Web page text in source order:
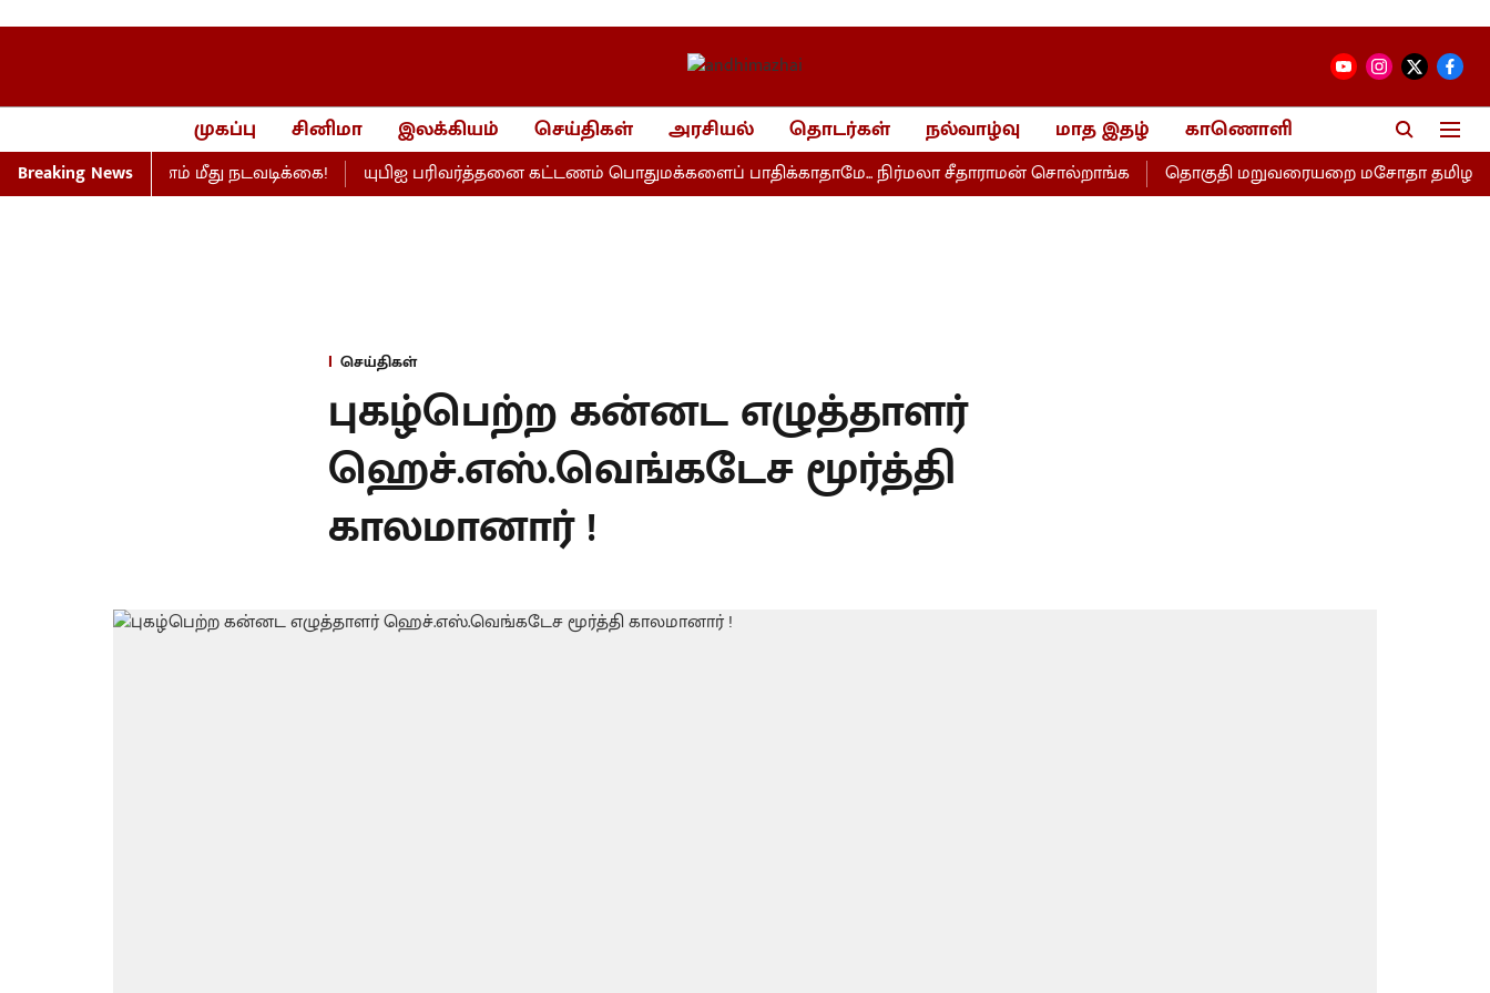
முகப்பு சினிமா இலக்கியம் செய்திகள் அரசியல் தொடர்கள் நல்வாழ்வு மாத இதழ் காணொளி
Breaking News
நிறுவனம் மீது நடவடிக்கை! யுபிஐ பரிவர்த்தனை கட்டணம் பொதுமக்களைப் பாதிக்காதாமே... நிர்மலா சீதாராமன் சொல்றாங்க தொகுதி மறுவரையறை மசோதா
செய்திகள்
புகழ்பெற்ற கன்னட எழுத்தாளர்
ஹெச்.எஸ்.வெங்கடேச மூர்த்தி
காலமானார் !